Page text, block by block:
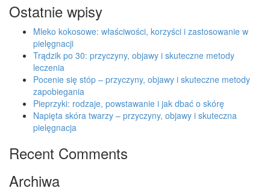
Ostatnie wpisy
Mleko kokosowe: właściwości, korzyści i zastosowanie w
pielęgnacji
Trądzik po 30: przyczyny, objawy i skuteczne metody
leczenia
Pocenie się stóp – przyczyny, objawy i skuteczne metody
zapobiegania
Pieprzyki: rodzaje, powstawanie i jak dbać o skórę
Napięta skóra twarzy – przyczyny, objawy i skuteczna
pielęgnacja
Recent Comments
Archiwa